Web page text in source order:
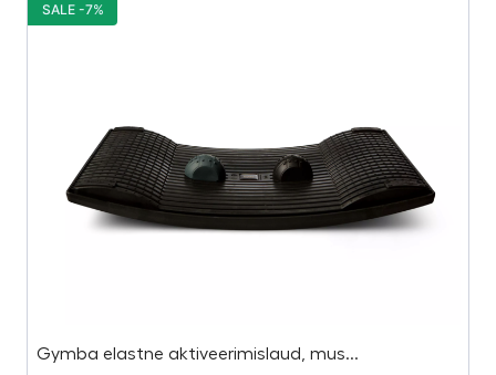
Gymba elastne aktiveerimislaud, mus...
SALE -7%